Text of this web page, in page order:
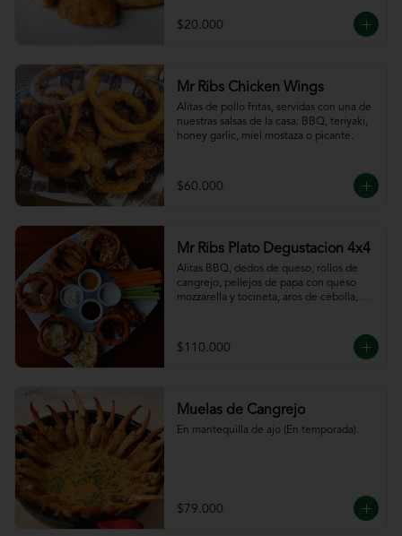
$20.000
Mr Ribs Chicken Wings
Alitas de pollo fritas, servidas con una de
nuestras salsas de la casa: BBQ, teriyaki,
honey garlic, miel mostaza o picante.
$60.000
Mr Ribs Plato Degustacion 4x4
Alitas BBQ, dedos de queso, rollos de
cangrejo, pellejos de papa con queso
mozzarella y tocineta, aros de cebolla,
$110.000
Muelas de Cangrejo
En mantequilla de ajo (En temporada).
$79.000